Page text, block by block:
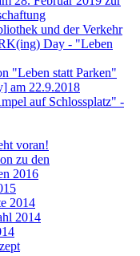
und der Verkehr
Day - "Leben
"Leben statt Parken"
am 22.9.2018
auf Schlossplatz" -
voran!
zu den
2016
2014
2014